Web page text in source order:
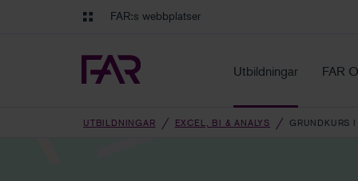
Gå till navigation FAR:s webbplatser
Utbildningar FAR
UTBILDNINGAR EXCEL, BI & ANALYS GRUNDKURS